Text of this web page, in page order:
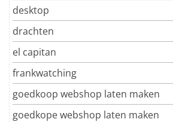
desktop
drachten
el capitan
frankwatching
goedkoop webshop laten maken
goedkope webshop laten maken